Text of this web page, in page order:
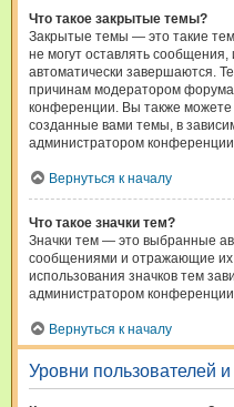
Что такое закрытые темы?
Закрытые темы — это такие
не могут оставлять
автоматически завершаются.
причинам модератором
конференции. Вы также можете
созданные вами темы, в
администратором
Вернуться к началу
Что такое значки тем?
Значки тем — это выбранные
сообщениями и отражающие
использования значков тем
администратором
Вернуться к началу
Уровни пользователей